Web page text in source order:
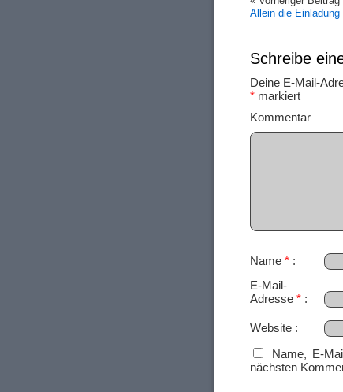
Allein die Einladung
Schreibe
Deine E-Mail-
* markiert
Name *
E-Mail-
Adresse *
Website
Name, E-
nächsten